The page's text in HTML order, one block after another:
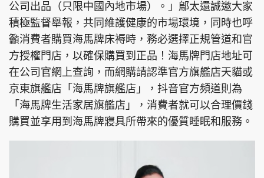
公司出品（只限中國內地市場）。」鄔太還誠邀大家
積極監督舉報，共同維護健康的市場環境，同時也呼
籲消費者購買海馬牌床褥時，務必選擇正規管道和官
方授權門店，以確保購買到正品！海馬牌門店地址可
在公司官網上查詢，而網購請認準官方旗艦店天貓或
京東旗艦店「海馬牌旗艦店」，抖音官方頻道則為
「海馬牌生活家居旗艦店」，消費者就可以合理價錢
購買並享用到海馬牌寢具所帶來的優質睡眠和服務。